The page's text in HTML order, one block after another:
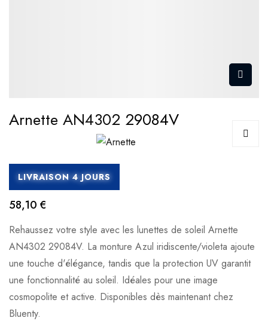
Arnette AN4302 29084V
LIVRAISON 4 JOURS
58,10 €
Rehaussez votre style avec les lunettes de soleil Arnette
AN4302 29084V. La monture Azul iridiscente/violeta ajoute
une touche d'élégance, tandis que la protection UV garantit
une fonctionnalité au soleil. Idéales pour une image
cosmopolite et active. Disponibles dès maintenant chez
Bluenty.